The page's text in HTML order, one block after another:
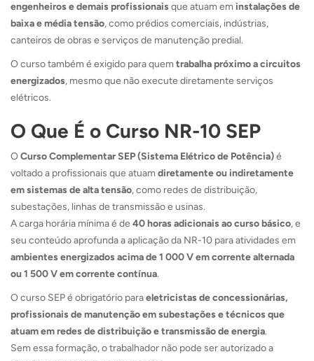
engenheiros e demais profissionaisque atuam em instalações de
baixa e média tensão, como prédios comerciais, indústrias,
canteiros de obras e serviços de manutenção predial.
O curso também é exigido para quem trabalha próximo a circuitos
energizados, mesmo que não execute diretamente serviços
elétricos.
O Que É o Curso NR-10 SEP
OCurso Complementar SEP (Sistema Elétrico de Potência)é
voltado a profissionais que atuam diretamente ou indiretamente
em sistemas de alta tensão, como redes de distribuição,
subestações, linhas de transmissão e usinas.
A carga horária mínima é de 40 horas adicionais ao curso básico, e
seu conteúdo aprofunda a aplicação da NR-10 para atividades em
ambientes energizados acima de 1 000 V em corrente alternada
ou 1 500 V em corrente contínua.
O curso SEP é obrigatório paraeletricistas de concessionárias,
profissionais de manutenção em subestações e técnicos que
atuam em redes de distribuição e transmissão de energia.
Sem essa formação, o trabalhador não pode ser autorizado a